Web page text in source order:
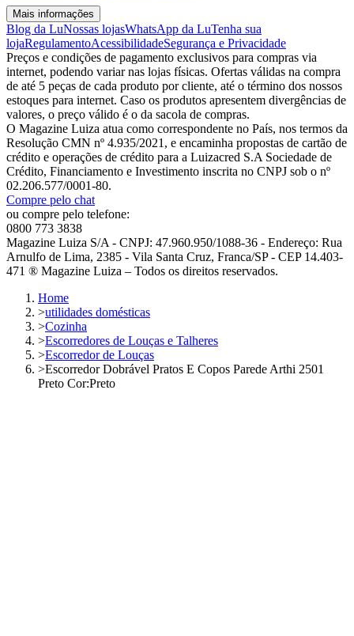
Mais informações
Blog da LuNossas lojasWhatsApp da LuTenha sua
lojaRegulamentoAcessibilidadeSegurança e Privacidade
Preços e condições de pagamento exclusivos para compras via
internet, podendo variar nas lojas físicas. Ofertas válidas na compra
de até 5 peças de cada produto por cliente, até o término dos nossos
estoques para internet. Caso os produtos apresentem divergências de
valores, o preço válido é o da sacola de compras.
O Magazine Luiza atua como correspondente no País, nos termos da
Resolução CMN nº 4.935/2021, e encaminha propostas de cartão de
crédito e operações de crédito para a Luizacred S.A Sociedade de
Crédito, Financiamento e Investimento inscrita no CNPJ sob o nº
02.206.577/0001-80.
Compre pelo chat
ou compre pelo telefone:
0800 773 3838
Magazine Luiza S/A - CNPJ: 47.960.950/1088-36 - Endereço: Rua
Arnulfo de Lima, 2385 - Vila Santa Cruz, Franca/SP - CEP 14.403-
471 ® Magazine Luiza – Todos os direitos reservados.
Home
>utilidades domésticas
>Cozinha
>Escorredores de Louças e Talheres
>Escorredor de Louças
>Escorredor Dobrável Pratos E Copos Parede Arthi 2501
Preto Cor:Preto